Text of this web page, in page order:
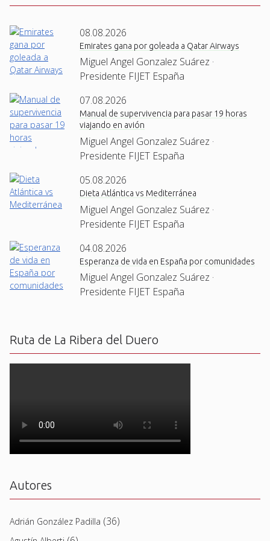
08.08.2026
Emirates gana por goleada a Qatar Airways
Miguel Angel Gonzalez Suárez ·
Presidente FIJET España
07.08.2026
Manual de supervivencia para pasar 19 horas
viajando en avión
Miguel Angel Gonzalez Suárez ·
Presidente FIJET España
05.08.2026
Dieta Atlántica vs Mediterránea
Miguel Angel Gonzalez Suárez ·
Presidente FIJET España
04.08.2026
Esperanza de vida en España por comunidades
Miguel Angel Gonzalez Suárez ·
Presidente FIJET España
Ruta de La Ribera del Duero
Autores
Adrián González Padilla (36)